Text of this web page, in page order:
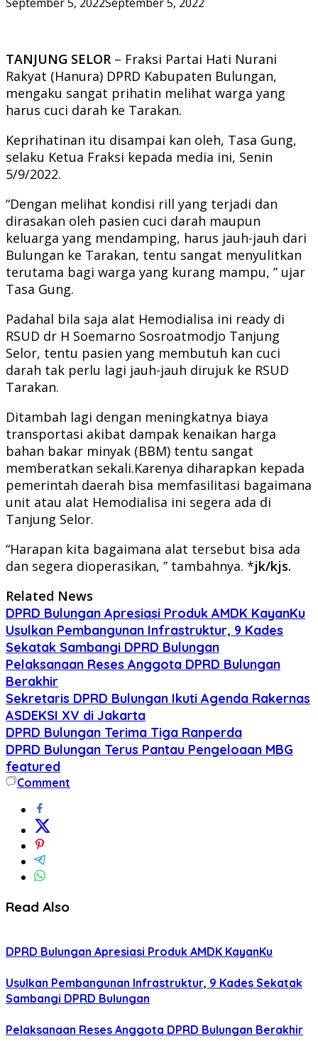
TANJUNG SELOR – Fraksi Partai Hati Nurani
Rakyat (Hanura) DPRD Kabupaten Bulungan,
mengaku sangat prihatin melihat warga yang
harus cuci darah ke Tarakan.
Keprihatinan itu disampai kan oleh, Tasa Gung,
selaku Ketua Fraksi kepada media ini, Senin
5/9/2022.
“Dengan melihat kondisi rill yang terjadi dan
dirasakan oleh pasien cuci darah maupun
keluarga yang mendamping, harus jauh-jauh dari
Bulungan ke Tarakan, tentu sangat menyulitkan
terutama bagi warga yang kurang mampu, ” ujar
Tasa Gung.
Padahal bila saja alat Hemodialisa ini ready di
RSUD dr H Soemarno Sosroatmodjo Tanjung
Selor, tentu pasien yang membutuh kan cuci
darah tak perlu lagi jauh-jauh dirujuk ke RSUD
Tarakan.
Ditambah lagi dengan meningkatnya biaya
transportasi akibat dampak kenaikan harga
bahan bakar minyak (BBM) tentu sangat
memberatkan sekali.Karenya diharapkan kepada
pemerintah daerah bisa memfasilitasi bagaimana
unit atau alat Hemodialisa ini segera ada di
Tanjung Selor.
“Harapan kita bagaimana alat tersebut bisa ada
dan segera dioperasikan, ” tambahnya. *jk/kjs.
Related News
DPRD Bulungan Apresiasi Produk AMDK KayanKu
Usulkan Pembangunan Infrastruktur, 9 Kades
Sekatak Sambangi DPRD Bulungan
Pelaksanaan Reses Anggota DPRD Bulungan
Berakhir
Sekretaris DPRD Bulungan Ikuti Agenda Rakernas
ASDEKSI XV di Jakarta
DPRD Bulungan Terima Tiga Ranperda
DPRD Bulungan Terus Pantau Pengeloaan MBG
featured
Comment
Read Also
DPRD Bulungan Apresiasi Produk AMDK KayanKu
Usulkan Pembangunan Infrastruktur, 9 Kades Sekatak
Sambangi DPRD Bulungan
Pelaksanaan Reses Anggota DPRD Bulungan Berakhir